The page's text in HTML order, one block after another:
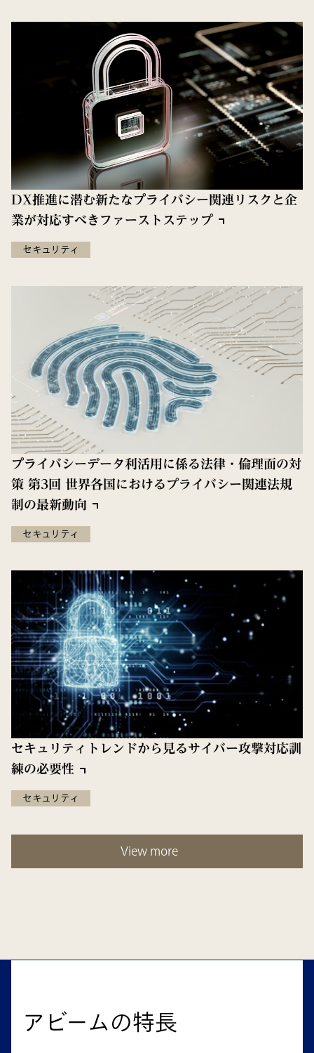
DX推進に潜む新たなプライバシー関連リスクと企
業が対応すべきファーストステップ
セキュリティ
プライバシーデータ利活用に係る法律・倫理面の対
策 第3回 世界各国におけるプライバシー関連法規
制の最新動向
セキュリティ
セキュリティトレンドから見るサイバー攻撃対応訓
練の必要性
セキュリティ
View more
アビームの特長